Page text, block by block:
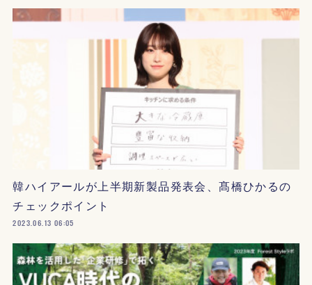
韓ハイアールが上半期新製品発表会、髙橋ひかるの
チェックポイント
2023.06.13 06:05